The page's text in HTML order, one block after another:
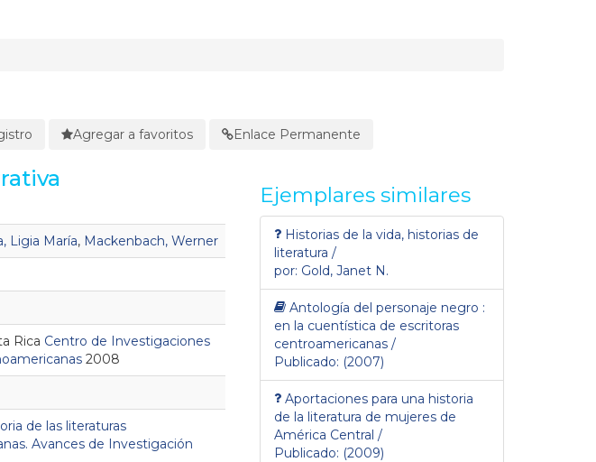
Agregar a favoritos Enlace Permanente
Ligia María, Mackenbach, Werner
Rica Centro de Investigaciones
2008
de las literaturas
Avances de Investigación
Ejemplares similares
Historias de la vida, historias de
literatura /
por: Gold, Janet N.
Antología del personaje negro :
en la cuentística de escritoras
centroamericanas /
Publicado: (2007)
Aportaciones para una historia
de la literatura de mujeres de
América Central /
Publicado: (2009)